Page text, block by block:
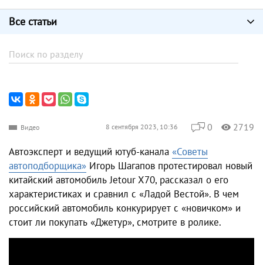
Все статьи
Видео 8 сентября 2023, 10:36 0 2719
Автоэксперт и ведущий ютуб-канала «Советы
автоподборщика» Игорь Шагапов протестировал новый
китайский автомобиль Jetour X70, рассказал о его
характеристиках и сравнил с «Ладой Вестой». В чем
российский автомобиль конкурирует с «новичком» и
стоит ли покупать «Джетур», смотрите в ролике.